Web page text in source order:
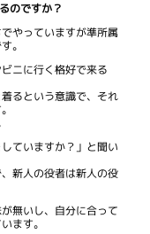
のですか？
やっていますが準所属
。
ニに行く格好で来る
るという意識で、それ
ていますか？」と聞い
新人の役者は新人の役
無いし、自分に合って
ます。